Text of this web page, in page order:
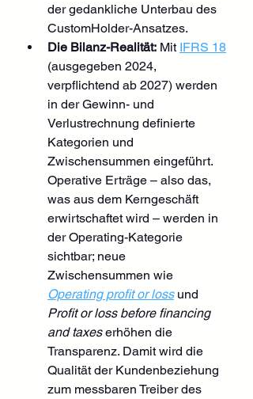
der gedankliche Unterbau des
CustomHolder-Ansatzes.
Die Bilanz-Realität: Mit IFRS 18
(ausgegeben 2024,
verpflichtend ab 2027) werden
in der Gewinn- und
Verlustrechnung definierte
Kategorien und
Zwischensummen eingeführt.
Operative Erträge – also das,
was aus dem Kerngeschäft
erwirtschaftet wird – werden in
der Operating-Kategorie
sichtbar; neue
Zwischensummen wie
Operating profit or loss und
Profit or loss before financing
and taxes erhöhen die
Transparenz. Damit wird die
Qualität der Kundenbeziehung
zum messbaren Treiber des